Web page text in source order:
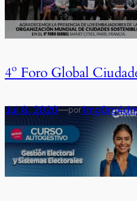
4º Foro Global
Jul 8, 2020—por